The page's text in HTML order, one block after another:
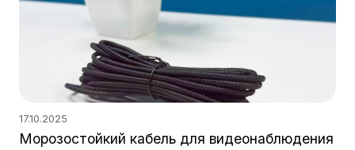
17.10.2025
Морозостойкий кабель для видеонаблюдения